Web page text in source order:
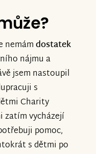
nemámdostatek
nájmu a
jsem nastoupil
s
Charity
zatím vycházejí
pomoc,
s dětmi po